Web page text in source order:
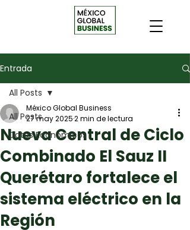
Entrada
All Posts
Datos Económicos
All Posts
Nueva Central de Ciclo
Combinado El Sauz II
Querétaro fortalece el
sistema eléctrico en la
Región
México Global Business
27 may 20252 min de lectura